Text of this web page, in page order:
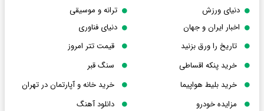
دنیای ورزش
ترانه و موسیقی
اخبار ایران و جهان
دنیای فناوری
تاریخ را ورق بزنید
قیمت تتر امروز
خرید پنکه اقساطی
سنگ قبر
خرید بلیط هواپیما
خرید خانه و آپارتمان در تهران
مزایده خودرو
دانلود آهنگ